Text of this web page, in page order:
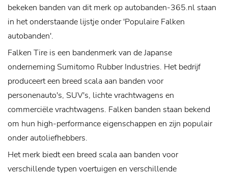
bekeken banden van dit merk op autobanden-365.nl staan
in het onderstaande lijstje onder 'Populaire Falken
autobanden'.
Falken Tire is een bandenmerk van de Japanse
onderneming Sumitomo Rubber Industries. Het bedrijf
produceert een breed scala aan banden voor
personenauto's, SUV's, lichte vrachtwagens en
commerciële vrachtwagens. Falken banden staan bekend
om hun high-performance eigenschappen en zijn populair
onder autoliefhebbers.
Het merk biedt een breed scala aan banden voor
verschillende typen voertuigen en verschillende